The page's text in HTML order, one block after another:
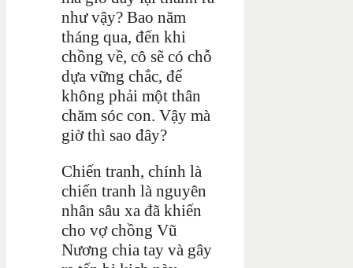
như vậy? Bao năm
tháng qua, đến khi
chồng về, cô sẽ có chỗ
dựa vững chắc, để
không phải một thân
chăm sóc con. Vậy mà
giờ thì sao đây?
Chiến tranh, chính là
chiến tranh là nguyên
nhân sâu xa đã khiến
cho vợ chồng Vũ
Nương chia tay và gây